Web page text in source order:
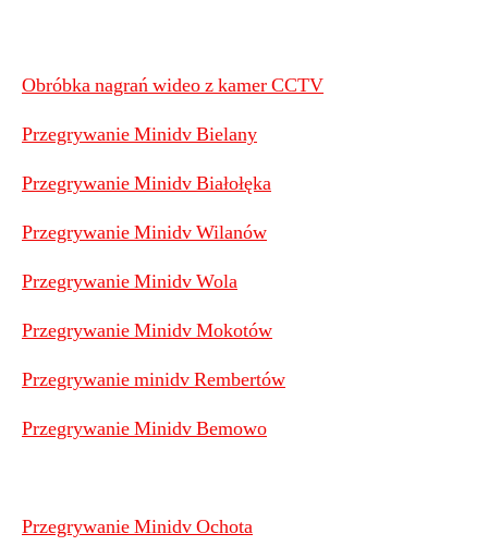
Obróbka nagrań wideo z kamer CCTV
Przegrywanie Minidv Bielany
Przegrywanie Minidv Białołęka
Przegrywanie Minidv Wilanów
Przegrywanie Minidv Wola
Przegrywanie Minidv Mokotów
Przegrywanie minidv Rembertów
Przegrywanie Minidv Bemowo
Przegrywanie Minidv Ochota